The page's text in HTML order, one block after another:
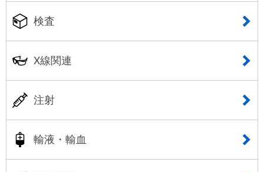
検査
X線関連
注射
輸液・輸血